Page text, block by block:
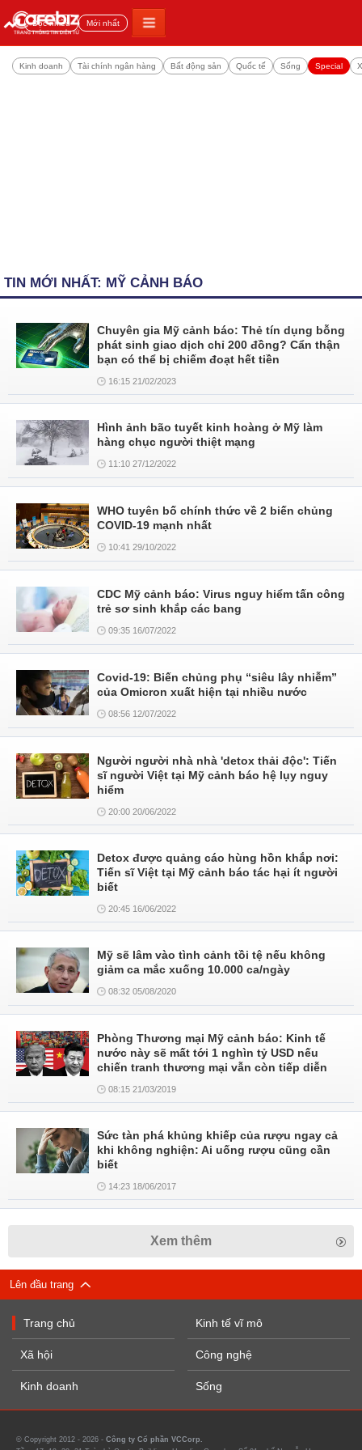
Đọc nhiều Mới nhất
Kinh doanh Tài chính ngân hàng Bất động sản Quốc tế Sống Special
TIN MỚI NHẤT: MỸ CẢNH BÁO
Chuyên gia Mỹ cảnh báo: Thẻ tín dụng bỗng
phát sinh giao dịch chỉ 200 đồng? Cẩn thận
bạn có thể bị chiếm đoạt hết tiền
16:15 21/02/2023
Hình ảnh bão tuyết kinh hoàng ở Mỹ làm
hàng chục người thiệt mạng
11:10 27/12/2022
WHO tuyên bố chính thức về 2 biến chủng
COVID-19 mạnh nhất
10:41 29/10/2022
CDC Mỹ cảnh báo: Virus nguy hiểm tấn công
trẻ sơ sinh khắp các bang
09:35 16/07/2022
Covid-19: Biến chủng phụ “siêu lây nhiễm”
của Omicron xuất hiện tại nhiều nước
08:56 12/07/2022
Người người nhà nhà 'detox thải độc': Tiến
sĩ người Việt tại Mỹ cảnh báo hệ lụy nguy
hiểm
20:00 20/06/2022
Detox được quảng cáo hùng hồn khắp nơi:
Tiến sĩ Việt tại Mỹ cảnh báo tác hại ít người
biết
20:45 16/06/2022
Mỹ sẽ lâm vào tình cảnh tồi tệ nếu không
giảm ca mắc xuống 10.000 ca/ngày
08:32 05/08/2020
Phòng Thương mại Mỹ cảnh báo: Kinh tế
nước này sẽ mất tới 1 nghìn tỷ USD nếu
chiến tranh thương mại vẫn còn tiếp diễn
08:15 21/03/2019
Sức tàn phá khủng khiếp của rượu ngay cả
khi không nghiện: Ai uống rượu cũng cần
biết
14:23 18/06/2017
Xem thêm
Lên đầu trang
Trang chủ
Xã hội
Kinh doanh
Kinh tế vĩ mô
Công nghệ
Sống
© Copyright 2012 - 2026 - Công ty Cổ phần VCCorp.